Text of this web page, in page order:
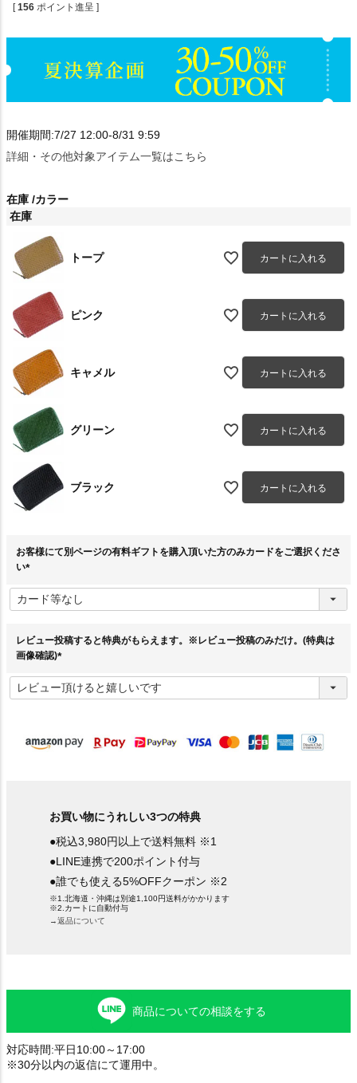
[ 156 ポイント進呈 ]
開催期間:7/27 12:00-8/31 9:59
詳細・その他対象アイテム一覧はこちら
在庫 カラー
在庫
トープ カートに入れる
ピンク カートに入れる
キャメル カートに入れる
グリーン カートに入れる
ブラック カートに入れる
お客様にて別ページの有料ギフトを購入頂いた方のみカードをご選択くださ
い
必
須
レビュー投稿すると特典がもらえます。※レビュー投稿のみだけ。(特典は
画像確認)
必
須
お買い物にうれしい3つの特典
●税込3,980円以上で送料無料 ※1
●LINE連携で200ポイント付与
●誰でも使える5%OFFクーポン ※2
※1.北海道・沖縄は別途1,100円送料がかかります
※2.カートに自動付与
→返品について
商品についての相談をする
対応時間:平日10:00～17:00
※30分以内の返信にて運用中。